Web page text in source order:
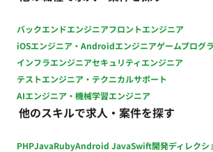
バックエンドエンジニアフロントエンジニア
iOSエンジニア・Androidエンジニアゲームプログ
インフラエンジニアセキュリティエンジニア
テストエンジニア・テクニカルサポート
AIエンジニア・機械学習エンジニア
他のスキルで求人・案件を探す
PHPJavaRubyAndroid JavaSwift開発ディレクシ